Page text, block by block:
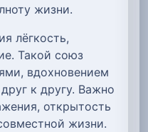
жизни.
лёгкость,
Такой союз
вдохновением
к другу. Важно
открытость
жизни.